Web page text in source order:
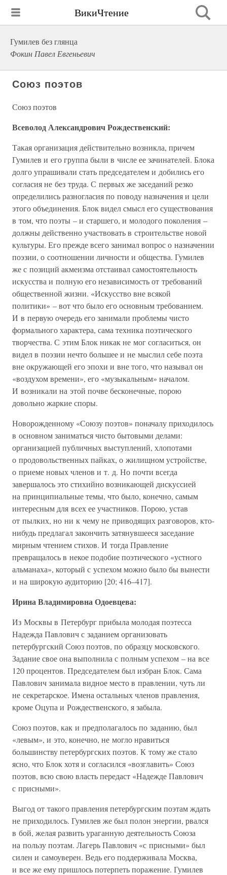
ВикиЧтение
Гумилев без глянца
Фокин Павел Евгеньевич
Союз поэтов
Союз поэтов
Всеволод Александрович Рождественский:
Такая организация действительно возникла, причем
Гумилев и его группа были в числе ее зачинателей. Блока
долго упрашивали стать председателем и добились его
согласия не без труда. С первых же заседаний резко
определились разногласия по поводу назначения и цели
этого объединения. Блок видел смысл его существования
в том, что поэты – и старшего, и молодого поколения –
должны действенно участвовать в строительстве новой
культуры. Его прежде всего занимал вопрос о назначении
поэзии, о соотношении личности и общества. Гумилев
же с позиций акмеизма отстаивал самостоятельность
искусства и полную его независимость от требований
общественной жизни. «Искусство вне всякой
политики» – вот что было его основным требованием.
И в первую очередь его занимали проблемы чисто
формального характера, сама техника поэтического
творчества. С этим Блок никак не мог согласиться, он
видел в поэзии нечто большее и не мыслил себе поэта
вне окружающей его эпохи и вне того, что называл он
«воздухом времени», его «музыкальным» началом.
И возникали на этой почве бесконечные, порою
довольно жаркие споры.
Новорожденному «Союзу поэтов» поначалу приходилось
в основном заниматься чисто бытовыми делами:
организацией публичных выступлений, хлопотами
о продовольственных пайках, о жилищном устройстве,
о приеме новых членов и т. д. Но почти всегда
завершалось это стихийно возникающей дискуссией
на принципиальные темы, что было, конечно, самым
интересным для всех ее участников. Порою, устав
от пылких, но ни к чему не приводящих разговоров, кто-
нибудь предлагал закончить затянувшееся заседание
мирным чтением стихов. И тогда Правление
превращалось в некое подобие поэтического «устного
альманаха», который с успехом можно было бы вынести
и на широкую аудиторию [20; 416–417].
Ирина Владимировна Одоевцева:
Из Москвы в Петербург прибыла молодая поэтесса
Надежда Павлович с заданием организовать
петербургский Союз поэтов, по образцу московского.
Задание свое она выполнила с полным успехом – на все
120 процентов. Председателем был избран Блок. Сама
Павлович занимала видное место в правлении, чуть ли
не секретарское. Имена остальных членов правления,
кроме Оцупа и Рождественского, я забыла.
Союз поэтов, как и предполагалось по заданию, был
«левым», и это, конечно, не могло нравиться
большинству петербургских поэтов. К тому же стало
ясно, что Блок хотя и согласился «возглавить» Союз
поэтов, всю свою власть передаст «Надежде Павлович
с присными».
Выгод от такого правления петербургским поэтам ждать
не приходилось. Гумилев же был полон энергии, рвался
в бой, желая развить ураганную деятельность Союза
на пользу поэтам. Лагерь Павлович «с присными» был
силен и самоуверен. Ведь его поддерживала Москва,
и все же ему пришлось потерпеть поражение. Гумилев